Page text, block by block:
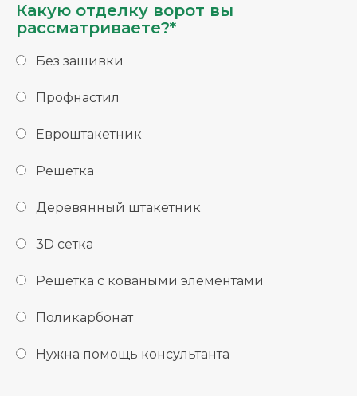
Какую отделку ворот вы
рассматриваете?*
Без зашивки
Профнастил
Евроштакетник
Решетка
Деревянный штакетник
3D сетка
Решетка с коваными элементами
Поликарбонат
Нужна помощь консультанта